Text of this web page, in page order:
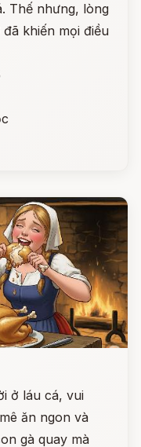
Thế nhưng, lòng
khiến mọi điều
ở láu cá, vui
ăn ngon và
gà quay mà